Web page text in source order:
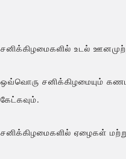
சனிக்கிழமைகளில் உடல்
ஒவ்வொரு சனிக்கிழமையும்
கேட்கவும்.
சனிக்கிழமைகளில் ஏழைகள்